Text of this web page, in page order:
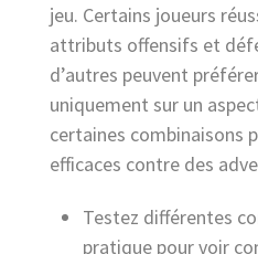
jeu. Certains joueurs
attributs offensifs et
d’autres peuvent
uniquement sur un
certaines combinaisons
efficaces contre des
Testez différentes
pratique pour voir